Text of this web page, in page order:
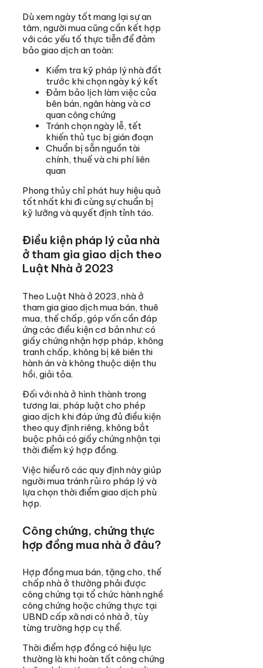
Dù xem ngày tốt mang lại sự an
tâm, người mua cũng cần kết hợp
với các yếu tố thực tiễn để đảm
bảo giao dịch an toàn:
Kiểm tra kỹ pháp lý nhà đất
trước khi chọn ngày ký kết
Đảm bảo lịch làm việc của
bên bán, ngân hàng và cơ
quan công chứng
Tránh chọn ngày lễ, tết
khiến thủ tục bị gián đoạn
Chuẩn bị sẵn nguồn tài
chính, thuế và chi phí liên
quan
Phong thủy chỉ phát huy hiệu quả
tốt nhất khi đi cùng sự chuẩn bị
kỹ lưỡng và quyết định tỉnh táo.
Điều kiện pháp lý của nhà
ở tham gia giao dịch theo
Luật Nhà ở 2023
Theo Luật Nhà ở 2023, nhà ở
tham gia giao dịch mua bán, thuê
mua, thế chấp, góp vốn cần đáp
ứng các điều kiện cơ bản như: có
giấy chứng nhận hợp pháp, không
tranh chấp, không bị kê biên thi
hành án và không thuộc diện thu
hồi, giải tỏa.
Đối với nhà ở hình thành trong
tương lai, pháp luật cho phép
giao dịch khi đáp ứng đủ điều kiện
theo quy định riêng, không bắt
buộc phải có giấy chứng nhận tại
thời điểm ký hợp đồng.
Việc hiểu rõ các quy định này giúp
người mua tránh rủi ro pháp lý và
lựa chọn thời điểm giao dịch phù
hợp.
Công chứng, chứng thực
hợp đồng mua nhà ở đâu?
Hợp đồng mua bán, tặng cho, thế
chấp nhà ở thường phải được
công chứng tại tổ chức hành nghề
công chứng hoặc chứng thực tại
UBND cấp xã nơi có nhà ở, tùy
từng trường hợp cụ thể.
Thời điểm hợp đồng có hiệu lực
thường là khi hoàn tất công chứng